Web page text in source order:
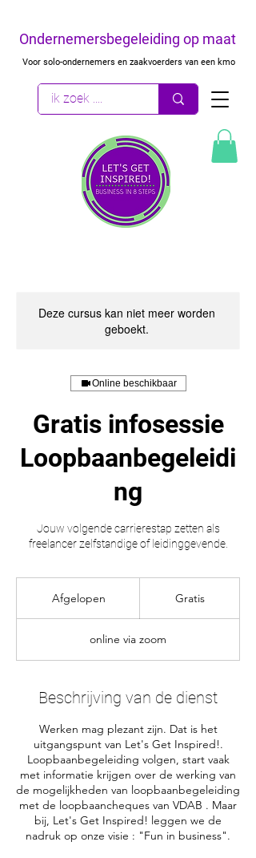
Ondernemersbegeleiding op maat
Voor solo-ondernemers en zaakvoerders van een kmo
Deze cursus kan niet meer worden
geboekt.
Online beschikbaar
Gratis infosessie
Loopbaanbegeleidi
ng
Jouw volgende carrierestap zetten als
freelancer zelfstandige of leidinggevende.
Afgelopen
e
l
e
Gratis
online via zoom
Beschrijving van de dienst
Werken mag plezant zijn. Dat is het
uitgangspunt van Let's Get Inspired!.
Loopbaanbegeleiding volgen, start vaak
met informatie krijgen over de werking van
de mogelijkheden van loopbaanbegeleiding
met de loopbaancheques van VDAB . Maar
bij, Let's Get Inspired! leggen we de
nadruk op onze visie : "Fun in business".